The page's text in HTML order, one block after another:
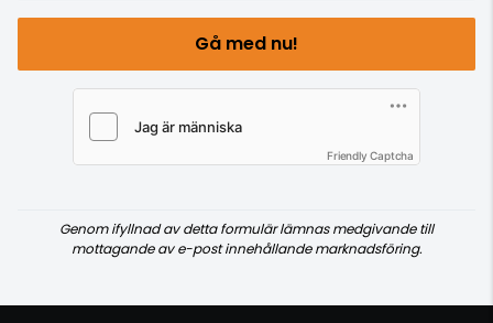
Gå med nu!
Friendly Captcha
Genom ifyllnad av detta formulär lämnas medgivande till
mottagande av e-post innehållande marknadsföring.